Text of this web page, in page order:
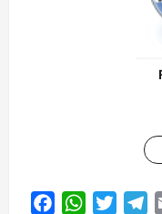
FacebookWhatsApp